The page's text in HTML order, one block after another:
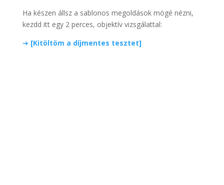
Ha készen állsz a sablonos megoldások mögé nézni,
kezdd itt egy 2 perces, objektív vizsgálattal:
➔ [Kitöltöm a díjmentes tesztet]